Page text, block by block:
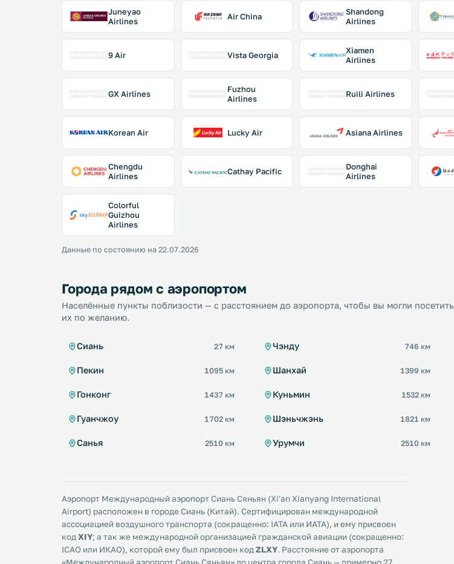
Juneyao
Airlines
Air China
Shandong
Airlines
9 Air Vista Georgia
Xiamen
Airlines
GX Airlines
Fuzhou
Airlines
Ruili Airlines
Korean Air Lucky Air Asiana Airlines
Chengdu
Airlines
Cathay Pacific
Donghai
Airlines
Colorful
Guizhou
Airlines
Данные по состоянию на 22.07.2026
Города рядом с аэропортом
Населённые пункты поблизости — с расстоянием до аэропорта, чтобы вы могли посетить
их по желанию.
Сиань 27 км Чэнду 746 км
Пекин 1095 км Шанхай 1399 км
Гонконг 1437 км Куньмин 1532 км
Гуанчжоу 1702 км Шэньчжэнь 1821 км
Санья 2510 км Урумчи 2510 км
Аэропорт Международный аэропорт Сиань Сяньян (Xi'an Xianyang International
Airport) расположен в городе Сиань (Китай). Сертифицирован международной
ассоциацией воздушного транспорта (сокращенно: IATA или ИАТА), и ему присвоен
код XIY; а так же международной организацией гражданской авиации (сокращенно:
ICAO или ИКАО), которой ему был присвоен код ZLXY. Расстояние от аэропорта